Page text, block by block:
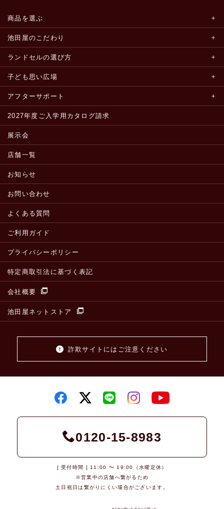
商品を選ぶ
池田屋のこだわり
ランドセルの選び方
子ども思い広場
アフターサポート
2027年度ご入学用カタログ請求
展示会
店舗一覧
お知らせ
お問い合わせ
よくある質問
ご利用ガイド
プライバシーポリシー
特定商取引法に基づく表記
会社概要
池田屋ネットストア
詐欺サイトにはご注意ください
0120-15-8983
[ 受付時間 ] 11:00 〜 19:00（水曜定休）
※営業中の店舗へ繋がるため
土日祝日は繋がりにくい場合がございます。